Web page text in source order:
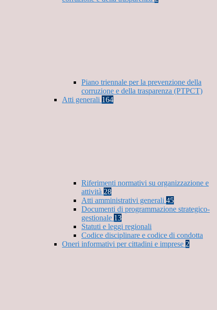
Piano triennale per la prevenzione della
corruzione e della trasparenza (PTPCT)
Atti generali 164
Riferimenti normativi su organizzazione e
attività 28
Atti amministrativi generali 45
Documenti di programmazione strategico-
gestionale 13
Statuti e leggi regionali
Codice disciplinare e codice di condotta
Oneri informativi per cittadini e imprese 2